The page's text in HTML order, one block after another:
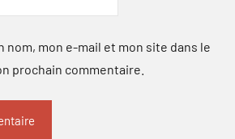
nom, mon e-mail et mon site dans le
prochain commentaire.